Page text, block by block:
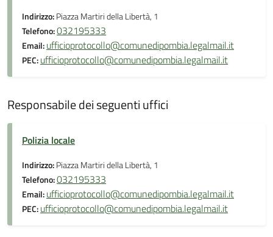
Indirizzo:Piazza Martiri della Libertà, 1
Telefono:032195333
Email:ufficioprotocollo@comunedipombia.legalmail.it
PEC:ufficioprotocollo@comunedipombia.legalmail.it
Responsabile dei seguenti uffici
Polizia locale
Indirizzo:Piazza Martiri della Libertà, 1
Telefono:032195333
Email:ufficioprotocollo@comunedipombia.legalmail.it
PEC:ufficioprotocollo@comunedipombia.legalmail.it